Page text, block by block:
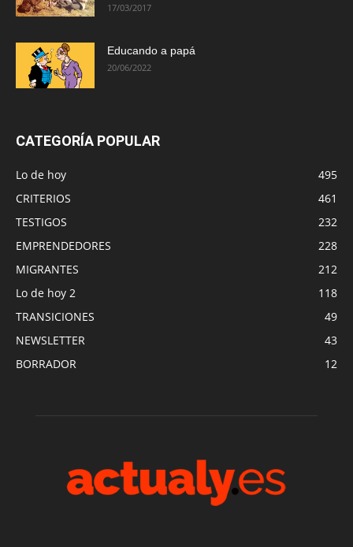
17/03/2017
Educando a papá
20/06/2022
CATEGORÍA POPULAR
Lo de hoy
495
CRITERIOS
461
TESTIGOS
232
EMPRENDEDORES
228
MIGRANTES
212
Lo de hoy 2
118
TRANSICIONES
49
NEWSLETTER
43
BORRADOR
12